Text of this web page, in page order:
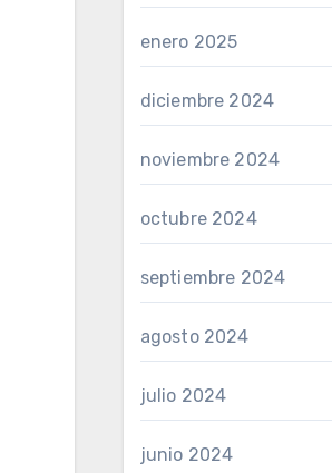
enero 2025
diciembre 2024
noviembre 2024
octubre 2024
septiembre 2024
agosto 2024
julio 2024
junio 2024